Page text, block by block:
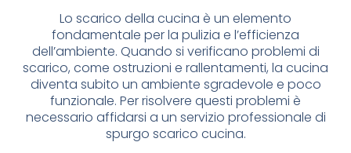
Lo scarico della cucina è un elemento
fondamentale per la pulizia e l’efficienza
dell’ambiente. Quando si verificano problemi di
scarico, come ostruzioni e rallentamenti, la cucina
diventa subito un ambiente sgradevole e poco
funzionale. Per risolvere questi problemi è
necessario affidarsi a un servizio professionale di
spurgo scarico cucina.